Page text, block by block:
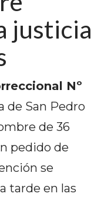
justicia
Nº
de San Pedro
de 36
pedido de
se
tarde en las